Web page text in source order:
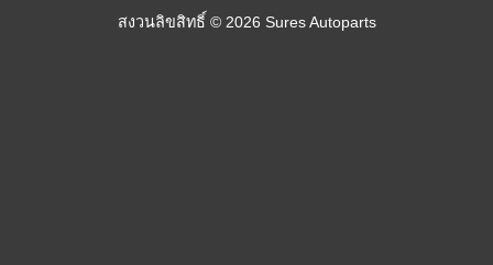
สงวนลิขสิทธิ์ © 2026 Sures Autoparts